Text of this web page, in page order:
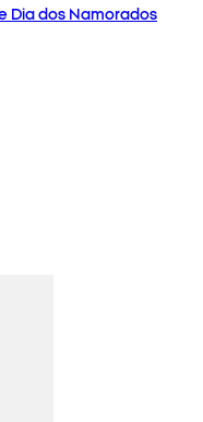
Dia dos Namorados